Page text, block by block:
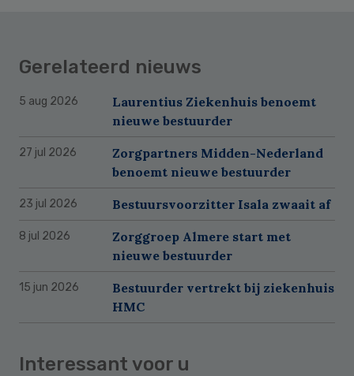
Gerelateerd nieuws
5 aug 2026
Laurentius Ziekenhuis benoemt
nieuwe bestuurder
27 jul 2026
Zorgpartners Midden-Nederland
benoemt nieuwe bestuurder
23 jul 2026 Bestuursvoorzitter Isala zwaait af
8 jul 2026
Zorggroep Almere start met
nieuwe bestuurder
15 jun 2026
Bestuurder vertrekt bij ziekenhuis
HMC
Interessant voor u